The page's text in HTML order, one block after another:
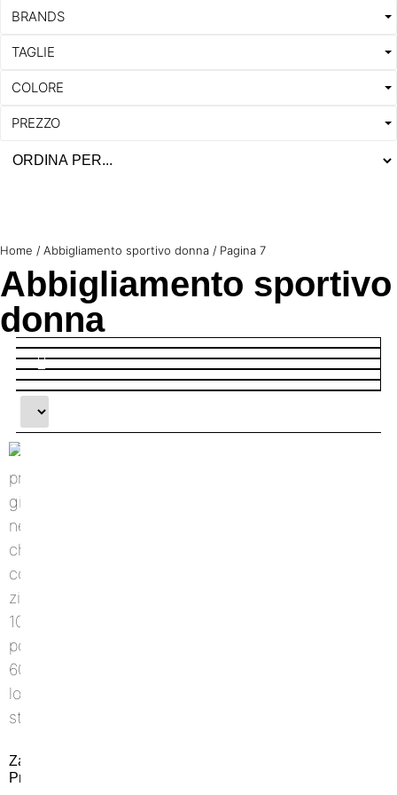
BRANDS
TAGLIE
COLORE
PREZZO
Home / Abbigliamento sportivo donna / Pagina 7
Abbigliamento sportivo
donna
Zaino
Procida